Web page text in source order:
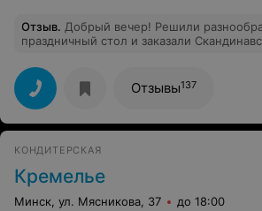
Отзыв. Добрый вечер! Решили
праздничный стол и заказали
(с лососем) и Вива (с креветками).
отметить, что даже наша бабушка,
оценила и сказала, что это необычные и
торты. И спасибо за сервис, сработали
учли все пожелания! Удачи и успехов в
Отзывы137
КОНДИТЕРСКАЯ
Кремелье
Минск, ул. Мясникова, 37 до 18:00